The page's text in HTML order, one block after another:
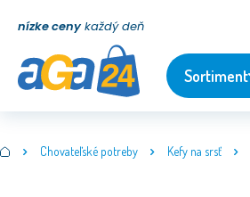
nízke ceny každý deň
Sortiment
Chovateľské potreby Kefy na srsť